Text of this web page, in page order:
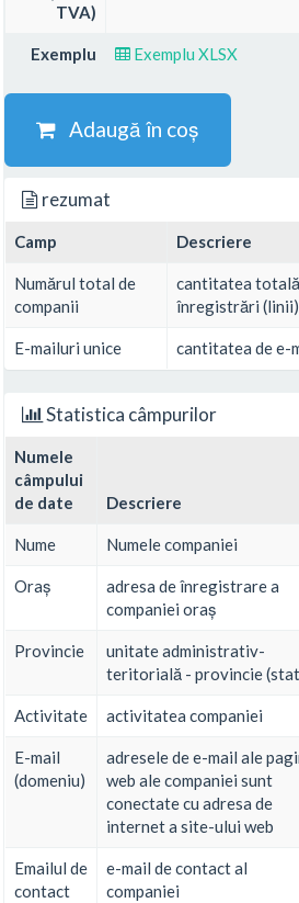
TVA)
Exemplu Exemplu XLSX
Adaugă în coș
rezumat
Camp Descriere
Numărul total de
companii
cantitatea
înregistrări (linii)
E-mailuri unice cantitatea de e-
Statistica câmpurilor
Numele
câmpului
de date
Descriere
Nume Numele companiei
Oraș
adresa de înregistrare a
companiei oraș
Provincie
unitate administrativ-
teritorială - provincie
Activitate activitatea companiei
E-mail
(domeniu)
adresele de e-mail ale
web ale companiei sunt
conectate cu adresa de
internet a site-ului web
Emailul de
contact
e-mail de contact al
companiei